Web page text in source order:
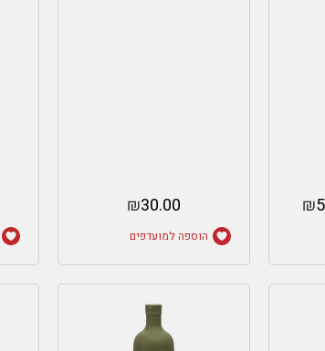
₪
₪30.00
הוספה למועדפים